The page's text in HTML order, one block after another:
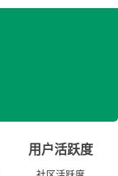
用户活跃度